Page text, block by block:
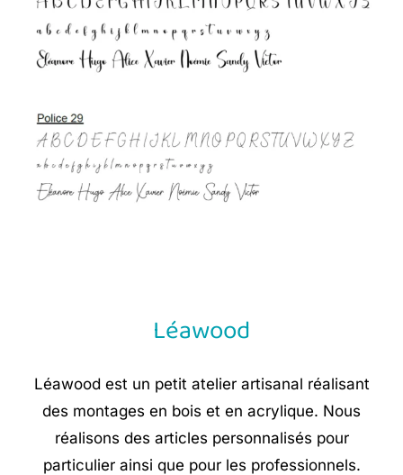
Léawood
Léawood est un petit atelier artisanal réalisant
des montages en bois et en acrylique. Nous
réalisons des articles personnalisés pour
particulier ainsi que pour les professionnels.